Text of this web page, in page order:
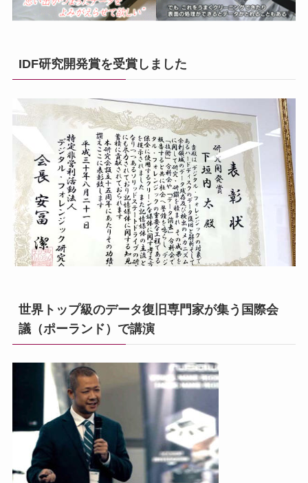
IDF研究開発賞を受賞しました
世界トップ級のデータ復旧専門家が集う国際会
議（ポーランド）で講演